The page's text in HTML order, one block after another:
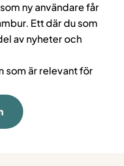
ny användare får
Ett där du som
av nyheter och
som är relevant för